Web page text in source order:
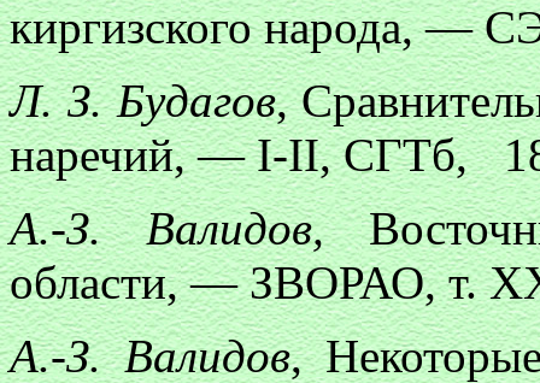
киргизского народа, —
Л. З. Будагов,
наречий, — I-II, СГТб,
А.-З. Валидов,
области, — ЗВОРАО, т.
А.-З. Валидов,